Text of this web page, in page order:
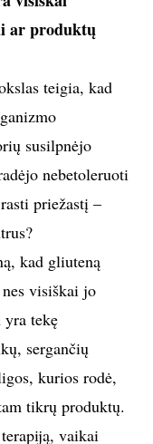
kilogramo
ir laikydavo
produktas, bet jis
kai juo
svorio (
beglitiminė
atsisakymas.
visiškai
ar produktų
teigia, kad
susilpnėjo
nebetoleruoti